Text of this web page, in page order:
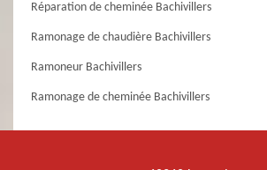
Réparation de cheminée Bachivillers
Ramonage de chaudière Bachivillers
Ramoneur Bachivillers
Ramonage de cheminée Bachivillers